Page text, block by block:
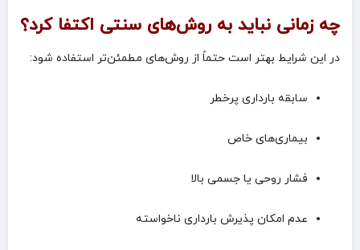
چه زمانی نباید به روش‌های سنتی اکتفا کرد؟
در این شرایط بهتر است حتماً از روش‌های مطمئن‌تر استفاده شود:
سابقه بارداری پرخطر
بیماری‌های خاص
فشار روحی یا جسمی بالا
عدم امکان پذیرش بارداری ناخواسته